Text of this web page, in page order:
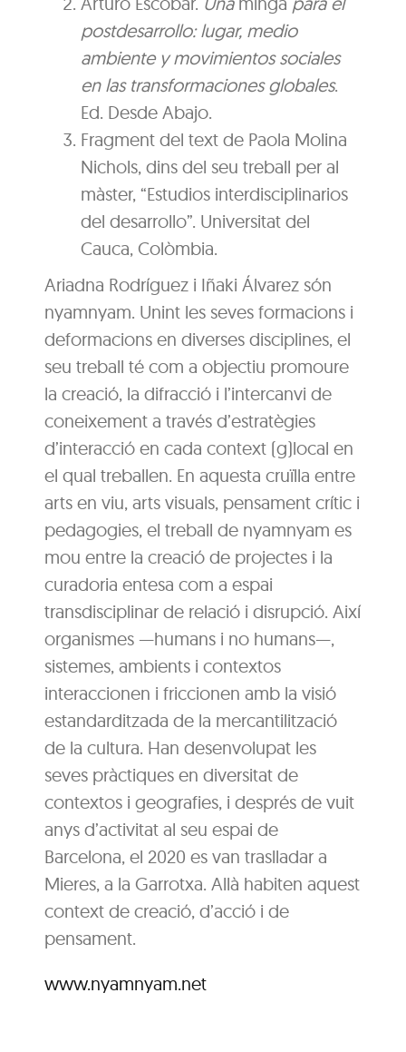
postdesarrollo: lugar, medio
ambiente y movimientos sociales
en las transformaciones globales.
Ed. Desde Abajo.
Fragment del text de Paola Molina
Nichols, dins del seu treball per al
màster, “Estudios interdisciplinarios
del desarrollo”. Universitat del
Cauca, Colòmbia.
Ariadna Rodríguez i Iñaki Álvarez són
nyamnyam. Unint les seves formacions i
deformacions en diverses disciplines, el
seu treball té com a objectiu promoure
la creació, la difracció i l’intercanvi de
coneixement a través d’estratègies
d’interacció en cada context (g)local en
el qual treballen. En aquesta cruïlla entre
arts en viu, arts visuals, pensament crític i
pedagogies, el treball de nyamnyam es
mou entre la creació de projectes i la
curadoria entesa com a espai
transdisciplinar de relació i disrupció. Així
organismes —humans i no humans—,
sistemes, ambients i contextos
interaccionen i friccionen amb la visió
estandarditzada de la mercantilització
de la cultura. Han desenvolupat les
seves pràctiques en diversitat de
contextos i geografies, i després de vuit
anys d’activitat al seu espai de
Barcelona, el 2020 es van traslladar a
Mieres, a la Garrotxa. Allà habiten aquest
context de creació, d’acció i de
pensament.
www.nyamnyam.net